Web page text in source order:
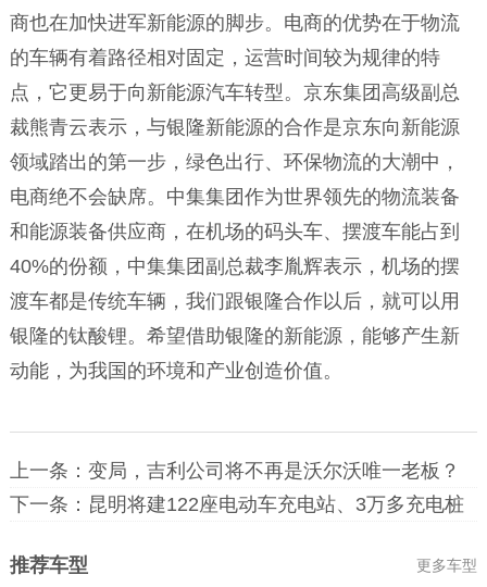
商也在加快进军新能源的脚步。电商的优势在于物流
的车辆有着路径相对固定，运营时间较为规律的特
点，它更易于向新能源汽车转型。京东集团高级副总
裁熊青云表示，与银隆新能源的合作是京东向新能源
领域踏出的第一步，绿色出行、环保物流的大潮中，
电商绝不会缺席。中集集团作为世界领先的物流装备
和能源装备供应商，在机场的码头车、摆渡车能占到
40%的份额，中集集团副总裁李胤辉表示，机场的摆
渡车都是传统车辆，我们跟银隆合作以后，就可以用
银隆的钛酸锂。希望借助银隆的新能源，能够产生新
动能，为我国的环境和产业创造价值。
上一条： 变局，吉利公司将不再是沃尔沃唯一老板？
下一条： 昆明将建122座电动车充电站、3万多充电桩
更多车型
推荐车型